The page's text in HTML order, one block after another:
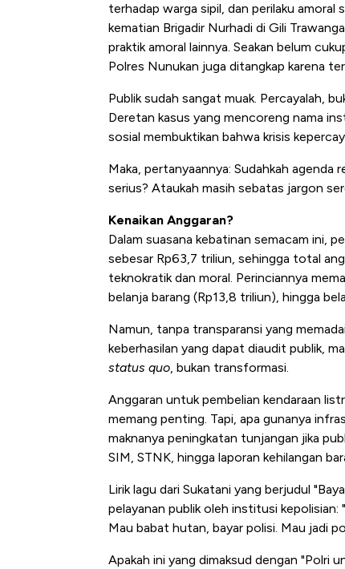
terhadap warga sipil, dan perilaku amoral
kematian Brigadir Nurhadi di Gili
praktik amoral lainnya. Seakan belum
Polres Nunukan juga ditangkap karena
Publik sudah sangat muak. Percayalah,
Deretan kasus yang mencoreng nama
sosial membuktikan bahwa krisis
Maka, pertanyaannya: Sudahkah
serius? Ataukah masih sebatas jargon
Kenaikan Anggaran?
Dalam suasana kebatinan semacam ini,
sebesar Rp63,7 triliun, sehingga total
teknokratik dan moral. Perinciannya
belanja barang (Rp13,8 triliun), hingga
Namun, tanpa transparansi yang
keberhasilan yang dapat diaudit publik,
status quo, bukan transformasi.
Anggaran untuk pembelian kendaraan
memang penting. Tapi, apa gunanya
maknanya peningkatan tunjangan jika
SIM, STNK, hingga laporan kehilangan
Lirik lagu dari Sukatani yang berjudul
pelayanan publik oleh institusi kepolisian:
Mau babat hutan, bayar polisi. Mau jadi
Apakah ini yang dimaksud dengan "Polri